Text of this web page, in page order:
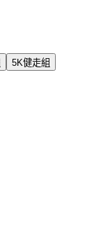
5K健走組